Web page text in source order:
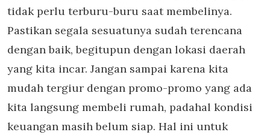
tidak perlu terburu-buru saat membelinya.
Pastikan segala sesuatunya sudah terencana
dengan baik, begitupun dengan lokasi daerah
yang kita incar. Jangan sampai karena kita
mudah tergiur dengan promo-promo yang ada
kita langsung membeli rumah, padahal kondisi
keuangan masih belum siap. Hal ini untuk